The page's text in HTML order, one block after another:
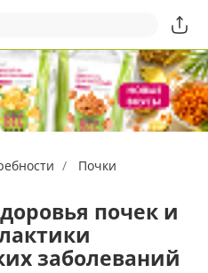
Почки
почек и
заболеваний
поддержки
эту форму!